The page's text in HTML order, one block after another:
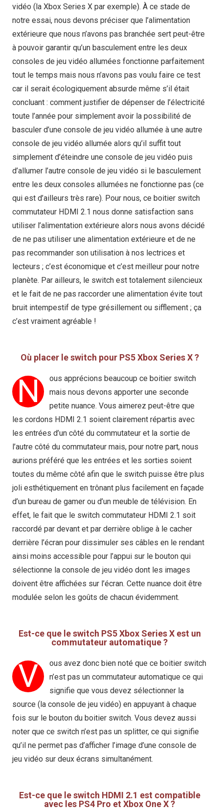
vidéo (la Xbox Series X par exemple). À ce stade de
notre essai, nous devons préciser que l’alimentation
extérieure que nous n’avons pas branchée sert peut-être
à pouvoir garantir qu’un basculement entre les deux
consoles de jeu vidéo allumées fonctionne parfaitement
tout le temps mais nous n’avons pas voulu faire ce test
car il serait écologiquement absurde même s’il était
concluant : comment justifier de dépenser de l’électricité
toute l’année pour simplement avoir la possibilité de
basculer d’une console de jeu vidéo allumée à une autre
console de jeu vidéo allumée alors qu’il suffit tout
simplement d’éteindre une console de jeu vidéo puis
d’allumer l’autre console de jeu vidéo si le basculement
entre les deux consoles allumées ne fonctionne pas (ce
qui est d’ailleurs très rare). Pour nous, ce boitier switch
commutateur HDMI 2.1 nous donne satisfaction sans
utiliser l’alimentation extérieure alors nous avons décidé
de ne pas utiliser une alimentation extérieure et de ne
pas recommander son utilisation à nos lectrices et
lecteurs ; c’est économique et c’est meilleur pour notre
planète. Par ailleurs, le switch est totalement silencieux
et le fait de ne pas raccorder une alimentation évite tout
bruit intempestif de type grésillement ou sifflement ; ça
c’est vraiment agréable !
Où placer le switch pour PS5 Xbox Series X ?
N
ous apprécions beaucoup ce boitier switch
mais nous devons apporter une seconde
petite nuance. Vous aimerez peut-être que
les cordons HDMI 2.1 soient clairement répartis avec
les entrées d’un côté du commutateur et la sortie de
l’autre côté du commutateur mais, pour notre part, nous
aurions préféré que les entrées et les sorties soient
toutes du même côté afin que le switch puisse être plus
joli esthétiquement en trônant plus facilement en façade
d’un bureau de gamer ou d’un meuble de télévision. En
effet, le fait que le switch commutateur HDMI 2.1 soit
raccordé par devant et par derrière oblige à le cacher
derrière l’écran pour dissimuler ses câbles en le rendant
ainsi moins accessible pour l’appui sur le bouton qui
sélectionne la console de jeu vidéo dont les images
doivent être affichées sur l’écran. Cette nuance doit être
modulée selon les goûts de chacun évidemment.
Est-ce que le switch PS5 Xbox Series X est un
commutateur automatique ?
V
ous avez donc bien noté que ce boitier switch
n’est pas un commutateur automatique ce qui
signifie que vous devez sélectionner la
source (la console de jeu vidéo) en appuyant à chaque
fois sur le bouton du boitier switch. Vous devez aussi
noter que ce switch n’est pas un splitter, ce qui signifie
qu’il ne permet pas d’afficher l’image d’une console de
jeu vidéo sur deux écrans simultanément.
Est-ce que le switch HDMI 2.1 est compatible
avec les PS4 Pro et Xbox One X ?